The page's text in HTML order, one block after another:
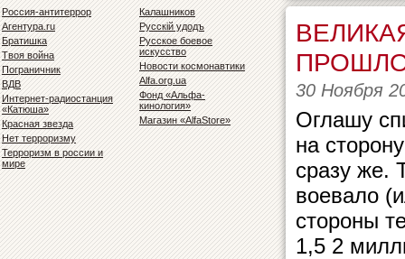
Россия-антитеррор
Агентура.ru
Братишка
Твоя война
Пограничник
ВДВ
Интернет-радиостанция
«Катюша»
Красная звезда
Нет терроризму
Терроризм в россии и
мире
Калашников
Русскiй удодъ
Русское боевое
искусство
Новости космонавтики
Alfa.org.ua
Фонд «Альфа-
кинология»
Магазин «AlfaStore»
30 Ноября
Оглашу
на
сразу же.
воевало
стороны
1,5 2